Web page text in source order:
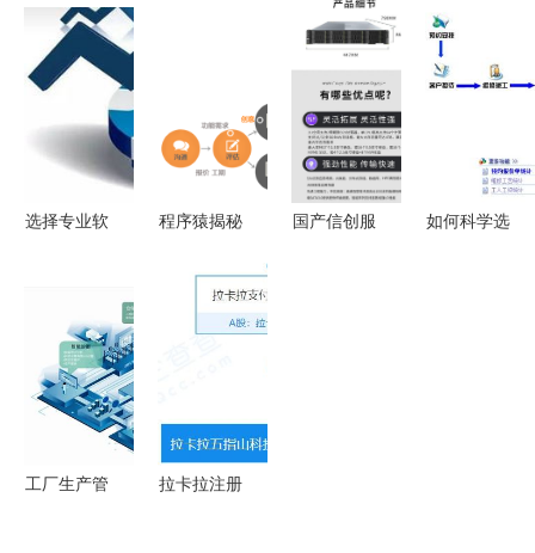
App定制、
网站开发与
务公司
略 项目成
的七大关键
问题
劳务外包到
软件外包的
选择专业软
发公司推荐
与评估指南
程序猿揭秘
App到底需
要多少钱？
国产信创服
如何科学选
工厂生产管
拉卡拉注册